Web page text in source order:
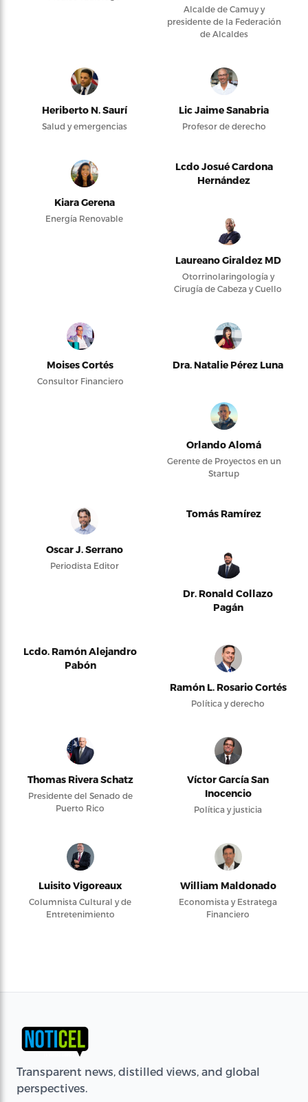
Alcalde de Camuy y
presidente de la Federación
de Alcaldes
Heriberto N. Saurí
Salud y emergencias
Lic Jaime Sanabria
Profesor de derecho
Kiara Gerena
Energía Renovable
Lcdo Josué Cardona
Hernández
Laureano Giraldez MD
Otorrinolaringología y
Cirugía de Cabeza y Cuello
Moises Cortés
Consultor Financiero
Dra. Natalie Pérez Luna
Orlando Alomá
Gerente de Proyectos en un
Startup
Oscar J. Serrano
Periodista Editor
Tomás Ramírez
Dr. Ronald Collazo
Pagán
Lcdo. Ramón Alejandro
Pabón
Ramón L. Rosario Cortés
Política y derecho
Thomas Rivera Schatz
Presidente del Senado de
Puerto Rico
Víctor García San
Inocencio
Política y justicia
Luisito Vigoreaux
Columnista Cultural y de
Entretenimiento
William Maldonado
Economista y Estratega
Financiero
Transparent news, distilled views, and global
perspectives.